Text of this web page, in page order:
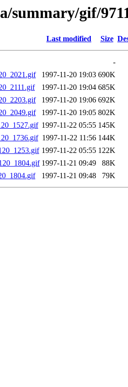
summary/gif/
Last modified Size
-
1997-11-20 19:03 690K
1997-11-20 19:04 685K
1997-11-20 19:06 692K
1997-11-20 19:05 802K
1997-11-22 05:55 145K
1997-11-22 11:56 144K
1997-11-22 05:55 122K
1997-11-21 09:49
88K
1997-11-21 09:48 79K